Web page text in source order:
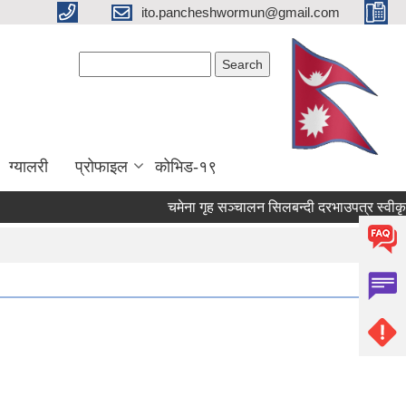
ito.pancheshwormun@gmail.com
ग्यालरी प्रोफाइल कोभिड-१९
चमेना गृह सञ्‍चालन सिलबन्दी दरभाउपत्र